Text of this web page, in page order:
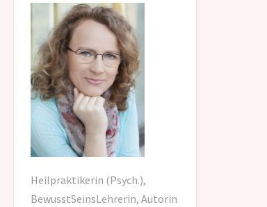
Heilpraktikerin (Psych.),
BewusstSeinsLehrerin, Autorin